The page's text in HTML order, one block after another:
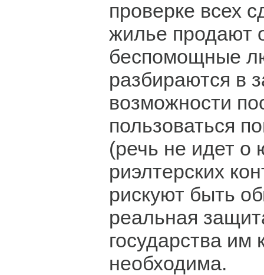
проверке всех
жилье продают
беспомощные
разбираются в
возможности
пользоваться
(речь не идет о
риэлтерских
рискуют быть
реальная
государства им
необходима.